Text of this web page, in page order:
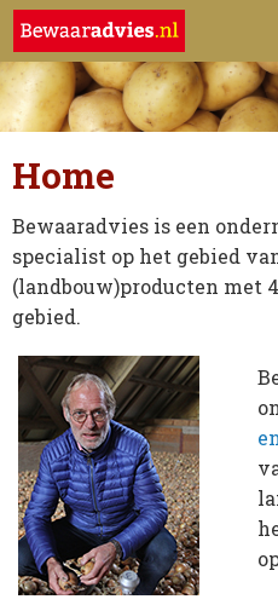
Home
Bewaaradvies is een
specialist op het gebied
(landbouw)producten met
gebied.